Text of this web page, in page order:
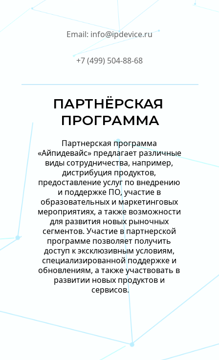
Email: info@ipdevice.ru
+7 (499) 504-88-68
ПАРТНЁРСКАЯ
ПРОГРАММА
Партнерская программа
«Айпидевайс» предлагает различные
виды сотрудничества, например,
дистрибуция продуктов,
предоставление услуг по внедрению
и поддержке ПО, участие в
образовательных и маркетинговых
мероприятиях, а также возможности
для развития новых рыночных
сегментов. Участие в партнерской
программе позволяет получить
доступ к эксклюзивным условиям,
специализированной поддержке и
обновлениям, а также участвовать в
развитии новых продуктов и
сервисов.